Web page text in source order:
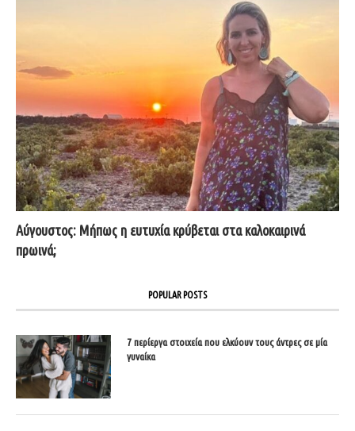
Αύγουστος: Μήπως η ευτυχία κρύβεται στα καλοκαιρινά
πρωινά;
POPULAR POSTS
7 περίεργα στοιχεία που ελκύουν τους άντρες σε μία
γυναίκα